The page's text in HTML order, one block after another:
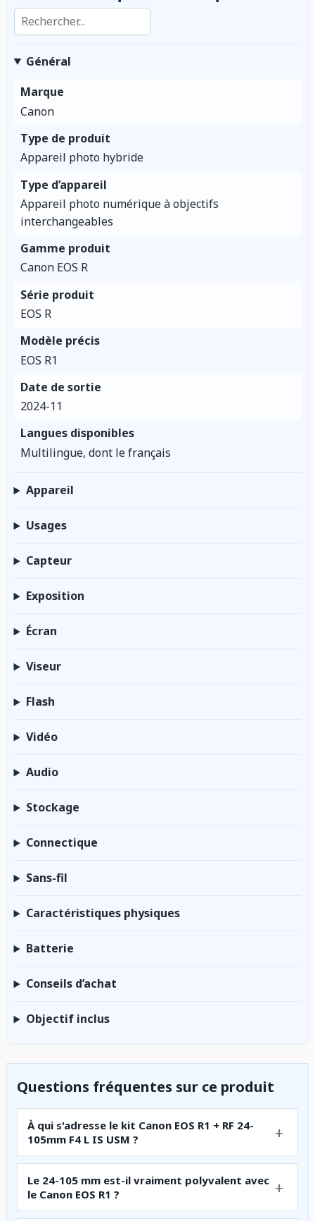
Rechercher dans les caractéristiques
Général
Marque
Canon
Type de produit
Appareil photo hybride
Type d’appareil
Appareil photo numérique à objectifs
interchangeables
Gamme produit
Canon EOS R
Série produit
EOS R
Modèle précis
EOS R1
Date de sortie
2024-11
Langues disponibles
Multilingue, dont le français
Appareil
Usages
Capteur
Exposition
Écran
Viseur
Flash
Vidéo
Audio
Stockage
Connectique
Sans-fil
Caractéristiques physiques
Batterie
Conseils d’achat
Objectif inclus
Questions fréquentes sur ce produit
À qui s'adresse le kit Canon EOS R1 + RF 24-
105mm F4 L IS USM ?
Le 24-105 mm est-il vraiment polyvalent avec
le Canon EOS R1 ?